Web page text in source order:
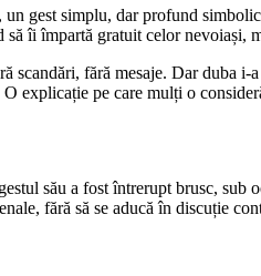
gest simplu, dar profund
îi împartă gratuit celor nevoiași,
fără mesaje. Dar duba
explicație pe care mulți o
său a fost întrerupt brusc,
fără să se aducă în discuție